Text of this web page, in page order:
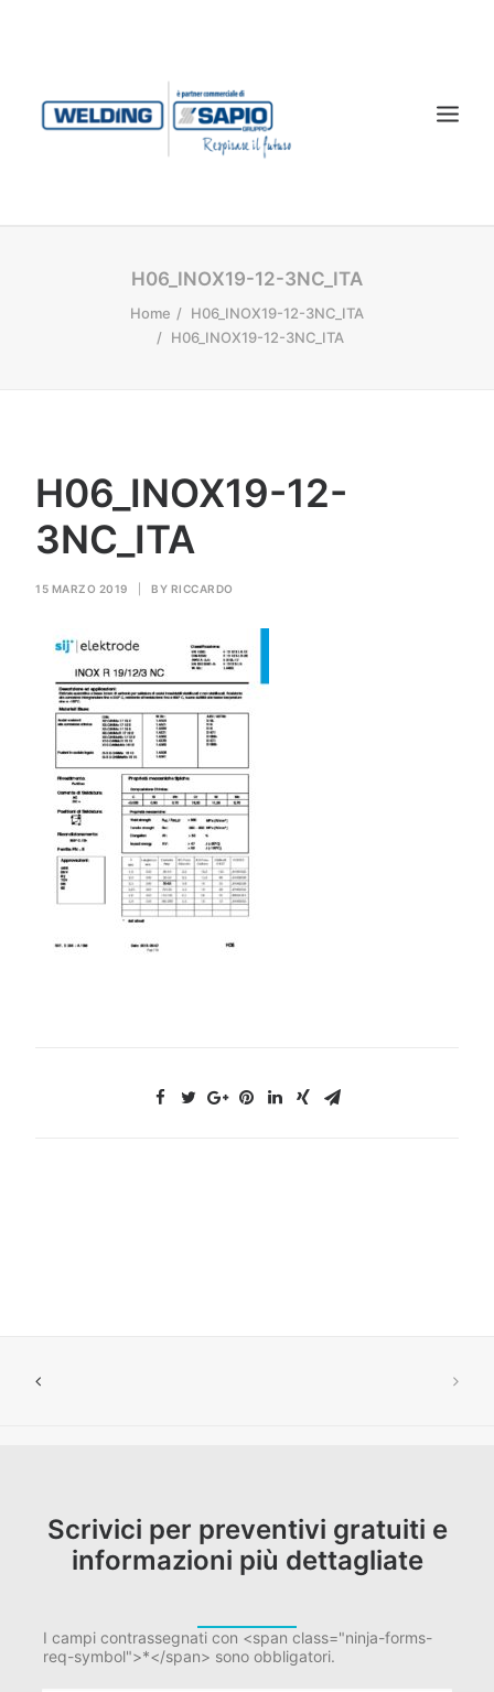
TECNOLOGIA LASER
GAS PER SALDATURA
H06_INOX19-12-3NC_ITA
Home
H06_INOX19-12-3NC_ITA
H06_INOX19-12-3NC_ITA
H06_INOX19-12-
3NC_ITA
15 MARZO 2019 BY RICCARDO
Scrivici per preventivi gratuiti e
informazioni più dettagliate
I campi contrassegnati con <span class="ninja-forms-
req-symbol">*</span> sono obbligatori.